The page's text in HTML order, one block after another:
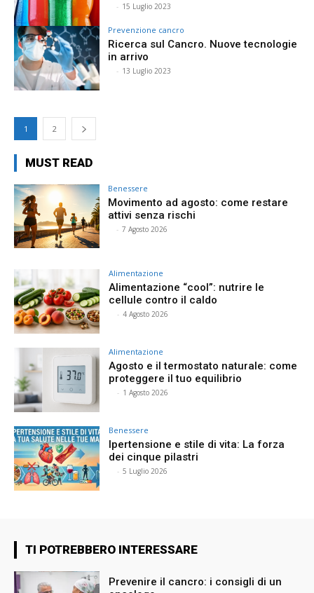
- 15 Luglio 2023
Prevenzione cancro
Ricerca sul Cancro. Nuove tecnologie
in arrivo
- 13 Luglio 2023
1 2
MUST READ
Benessere
Movimento ad agosto: come restare
attivi senza rischi
- 7 Agosto 2026
Alimentazione
Alimentazione “cool”: nutrire le
cellule contro il caldo
- 4 Agosto 2026
Alimentazione
Agosto e il termostato naturale: come
proteggere il tuo equilibrio
- 1 Agosto 2026
Benessere
Ipertensione e stile di vita: La forza
dei cinque pilastri
- 5 Luglio 2026
TI POTREBBERO INTERESSARE
Prevenire il cancro: i consigli di un